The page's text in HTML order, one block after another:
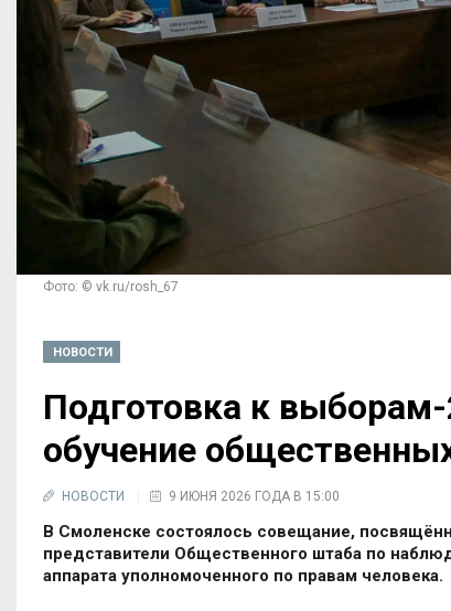
Фото: © vk.ru/rosh_67
НОВОСТИ
Подготовка к
обучение
НОВОСТИ 9 ИЮНЯ 2026 ГОДА В 15:00
В Смоленске состоялось совещание,
представители Общественного штаба по
аппарата уполномоченного по правам человека.